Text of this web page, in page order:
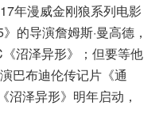
年漫威金刚狼系列电影
的导演詹姆斯·曼高德，
沼泽异形》；但要等他
巴布迪伦传记片《通
沼泽异形》明年启动，